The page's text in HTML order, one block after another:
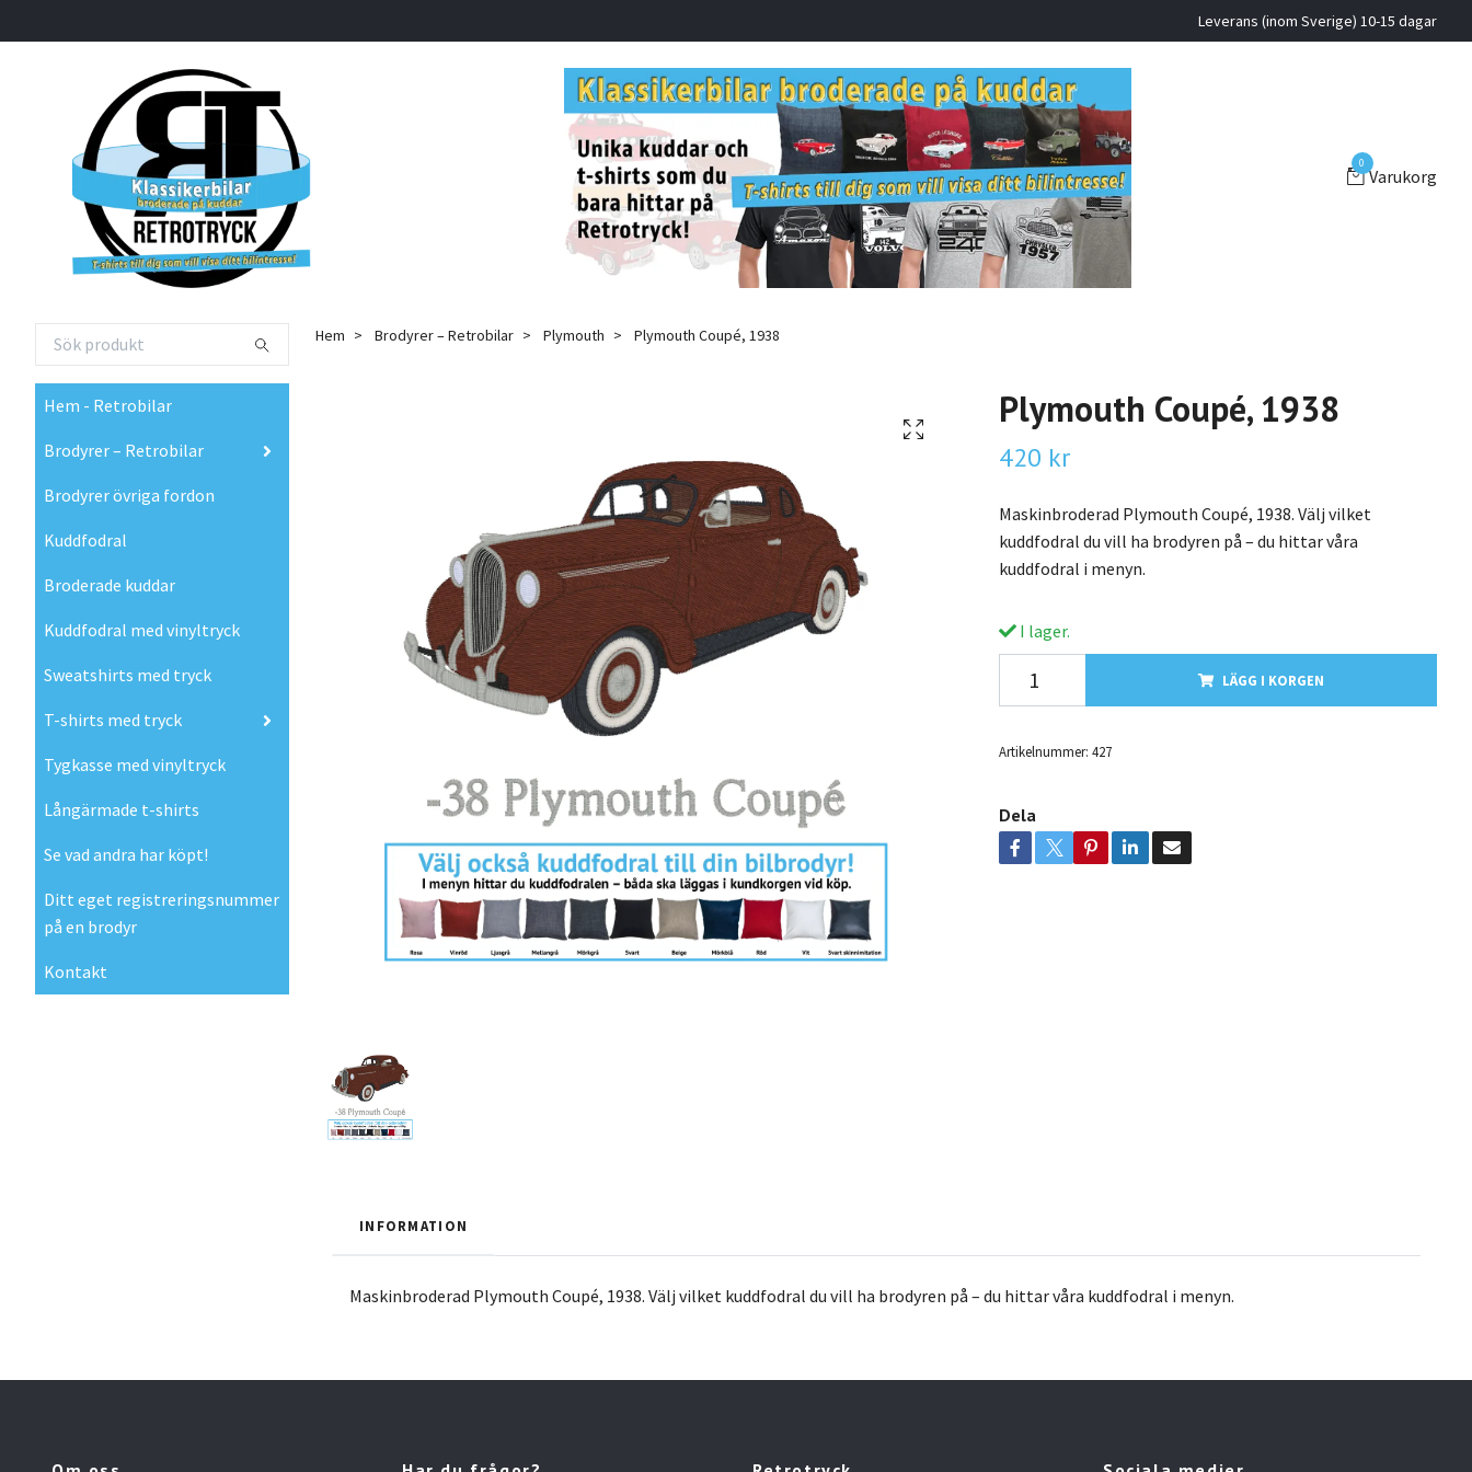
Leverans (inom Sverige) 10-15 dagar
0
Varukorg
Hem - Retrobilar
Brodyrer – Retrobilar
Brodyrer övriga fordon
Kuddfodral
Broderade kuddar
Kuddfodral med vinyltryck
Sweatshirts med tryck
T-shirts med tryck
Tygkasse med vinyltryck
Långärmade t-shirts
Se vad andra har köpt!
Ditt eget registreringsnummer
på en brodyr
Kontakt
Hem Brodyrer – Retrobilar Plymouth Plymouth Coupé, 1938
Plymouth Coupé, 1938
420 kr
Maskinbroderad Plymouth Coupé, 1938. Välj vilket
kuddfodral du vill ha brodyren på – du hittar våra
kuddfodral i menyn.
I lager.
LÄGG I KORGEN
Artikelnummer: 427
Dela
INFORMATION
Maskinbroderad Plymouth Coupé, 1938. Välj vilket kuddfodral du vill ha brodyren på – du hittar våra kuddfodral i menyn.